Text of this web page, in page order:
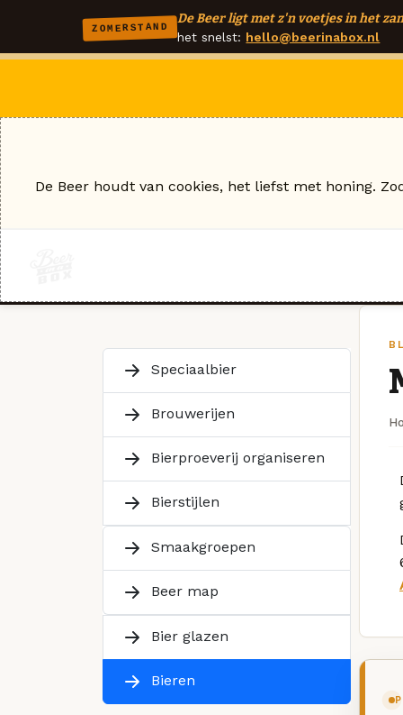
ZOMERSTAND
De Beer ligt met z'n voetjes in het
het snelst: hello@beerinabox.nl
Speciaalbier
Brouwerijen
Bierproeverij organiseren
Bierstijlen
Smaakgroepen
Beer map
Bier glazen
Bieren
De Beer houdt van cookies, het liefst met honing.